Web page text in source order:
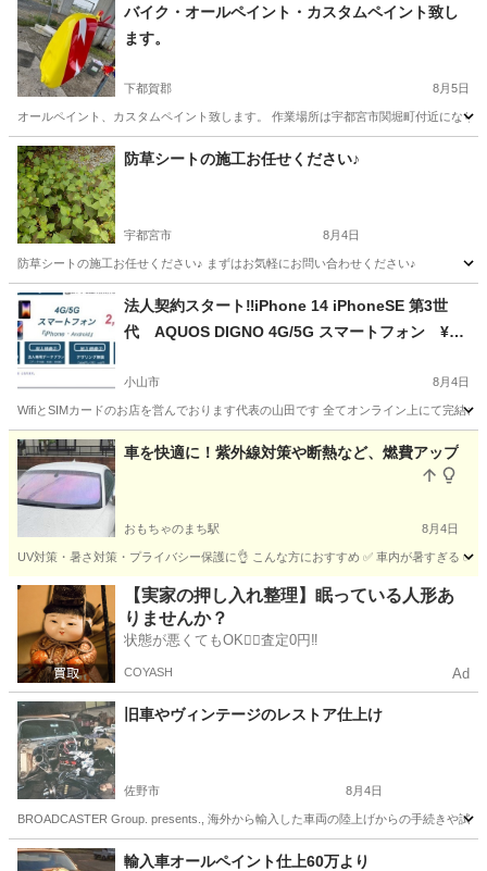
バイク・オールペイント・カスタムペイント致し
ます。
下都賀郡 8月5日
オールペイント、カスタムペイント致します。 作業場所は宇都宮市関堀町付近にな
栃木 下都賀郡 その他
防草シートの施工お任せください♪
宇都宮市 8月4日
防草シートの施工お任せください♪ まずはお気軽にお問い合わせください♪
栃木 宇都宮市 その他 シート
法人契約スタート‼️iPhone 14 iPhoneSE 第3世
代 AQUOS DIGNO 4G/5G スマートフォン ¥2,
小山市 8月4日
WifiとSIMカードのお店を営んでおります代表の山田です 全てオンライン上にて完結
栃木 小山市 その他 SIMカード
車を快適に！紫外線対策や断熱など、燃費アップ
おもちゃのまち駅 8月4日
UV対策・暑さ対策・プライバシー保護に👌 こんな方におすすめ ✅️ 車内が暑すぎる
栃木 下都賀郡 おもちゃのまち駅 その他 ゴースト
【実家の押し入れ整理】眠っている人形あ
りませんか？
状態が悪くてもOK🙆‍♀️査定0円‼️
COYASH Ad
旧車やヴィンテージのレストア仕上け
佐野市 8月4日
BROADCASTER Group. presents., 海外から輸入した車両の陸上げからの手続きや試
栃木 佐野市 その他 キッチンカー
輸入車オールペイント仕上60万より